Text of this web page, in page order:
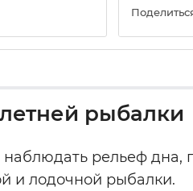
рыбалки
наблюдать рельеф
и лодочной рыбалки.